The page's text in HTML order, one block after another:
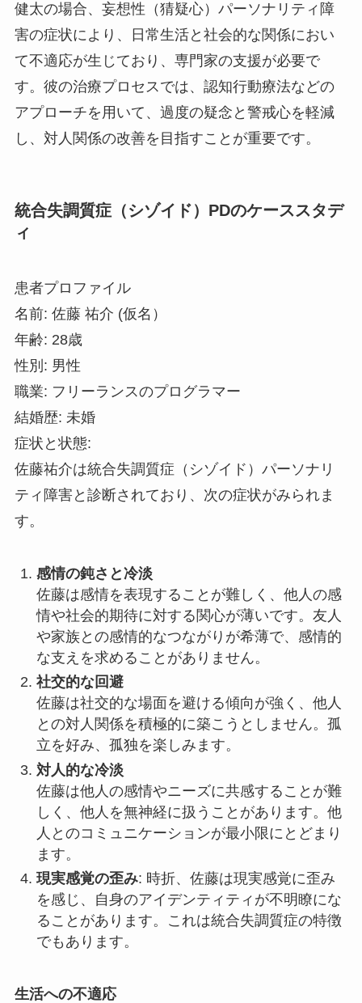
健太の場合、妄想性（猜疑心）パーソナリティ障
害の症状により、日常生活と社会的な関係におい
て不適応が生じており、専門家の支援が必要で
す。彼の治療プロセスでは、認知行動療法などの
アプローチを用いて、過度の疑念と警戒心を軽減
し、対人関係の改善を目指すことが重要です。
統合失調質症（シゾイド）PDのケーススタデ
ィ
患者プロファイル
名前: 佐藤 祐介 (仮名）
年齢: 28歳
性別: 男性
職業: フリーランスのプログラマー
結婚歴: 未婚
症状と状態:
佐藤祐介は統合失調質症（シゾイド）パーソナリ
ティ障害と診断されており、次の症状がみられま
す。
感情の鈍さと冷淡
佐藤は感情を表現することが難しく、他人の感
情や社会的期待に対する関心が薄いです。友人
や家族との感情的なつながりが希薄で、感情的
な支えを求めることがありません。
社交的な回避
佐藤は社交的な場面を避ける傾向が強く、他人
との対人関係を積極的に築こうとしません。孤
立を好み、孤独を楽しみます。
対人的な冷淡
佐藤は他人の感情やニーズに共感することが難
しく、他人を無神経に扱うことがあります。他
人とのコミュニケーションが最小限にとどまり
ます。
現実感覚の歪み: 時折、佐藤は現実感覚に歪み
を感じ、自身のアイデンティティが不明瞭にな
ることがあります。これは統合失調質症の特徴
でもあります。
生活への不適応